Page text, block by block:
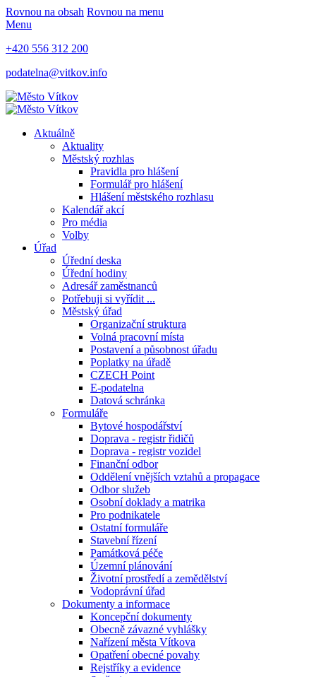
Rovnou na obsah Rovnou na menu
Menu
+420 556 312 200
podatelna@vitkov.info
Aktuálně
Aktuality
Městský rozhlas
Pravidla pro hlášení
Formulář pro hlášení
Hlášení městského rozhlasu
Kalendář akcí
Pro média
Volby
Úřad
Úřední deska
Úřední hodiny
Adresář zaměstnanců
Potřebuji si vyřídit ...
Městský úřad
Organizační struktura
Volná pracovní místa
Postavení a působnost úřadu
Poplatky na úřadě
CZECH Point
E-podatelna
Datová schránka
Formuláře
Bytové hospodářství
Doprava - registr řidičů
Doprava - registr vozidel
Finanční odbor
Oddělení vnějších vztahů a propagace
Odbor služeb
Osobní doklady a matrika
Pro podnikatele
Ostatní formuláře
Stavební řízení
Památková péče
Územní plánování
Životní prostředí a zemědělství
Vodoprávní úřad
Dokumenty a informace
Koncepční dokumenty
Obecně závazné vyhlášky
Nařízení města Vítkova
Opatření obecné povahy
Rejstříky a evidence